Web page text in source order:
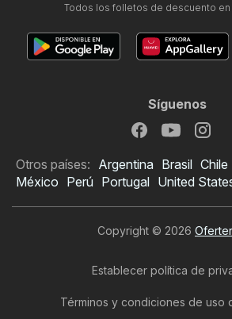
Todos los folletos de descuento en
Síguenos
Otros países: Argentina Brasil Chile
México Perú Portugal United
Copyright © 2026
Establecer política de
Términos y condiciones de uso